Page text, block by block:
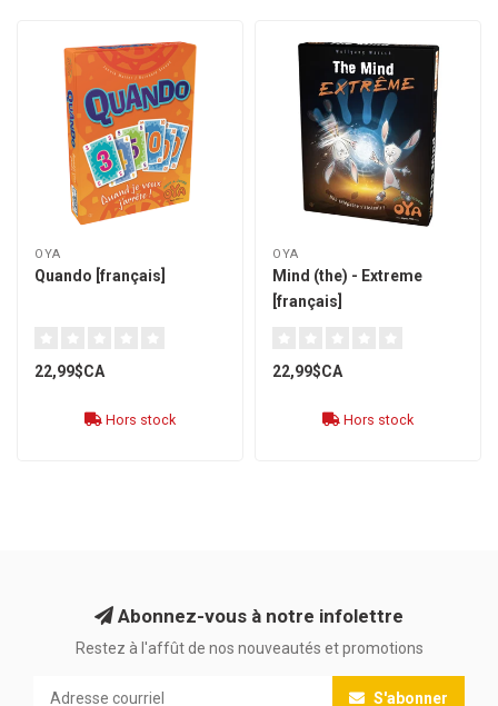
OYA
Quando [français]
22,99$CA
Hors stock
OYA
Mind (the) - Extreme
[français]
22,99$CA
Hors stock
Abonnez-vous à notre infolettre
Restez à l'affût de nos nouveautés et promotions
S'abonner